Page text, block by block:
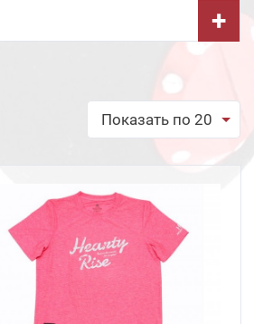
+
Показать по 20